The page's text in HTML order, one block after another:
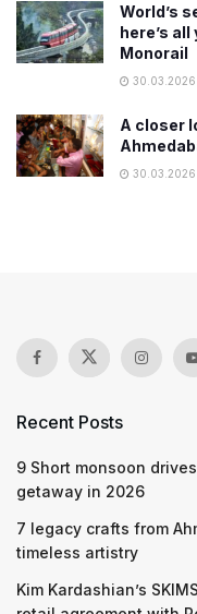
World’s
here’s
Monorail
30.03.2026
A closer
30.03.2026
Recent Posts
9 Short monsoon
getaway in 2026
7 legacy crafts from
timeless artistry
Kim Kardashian’s